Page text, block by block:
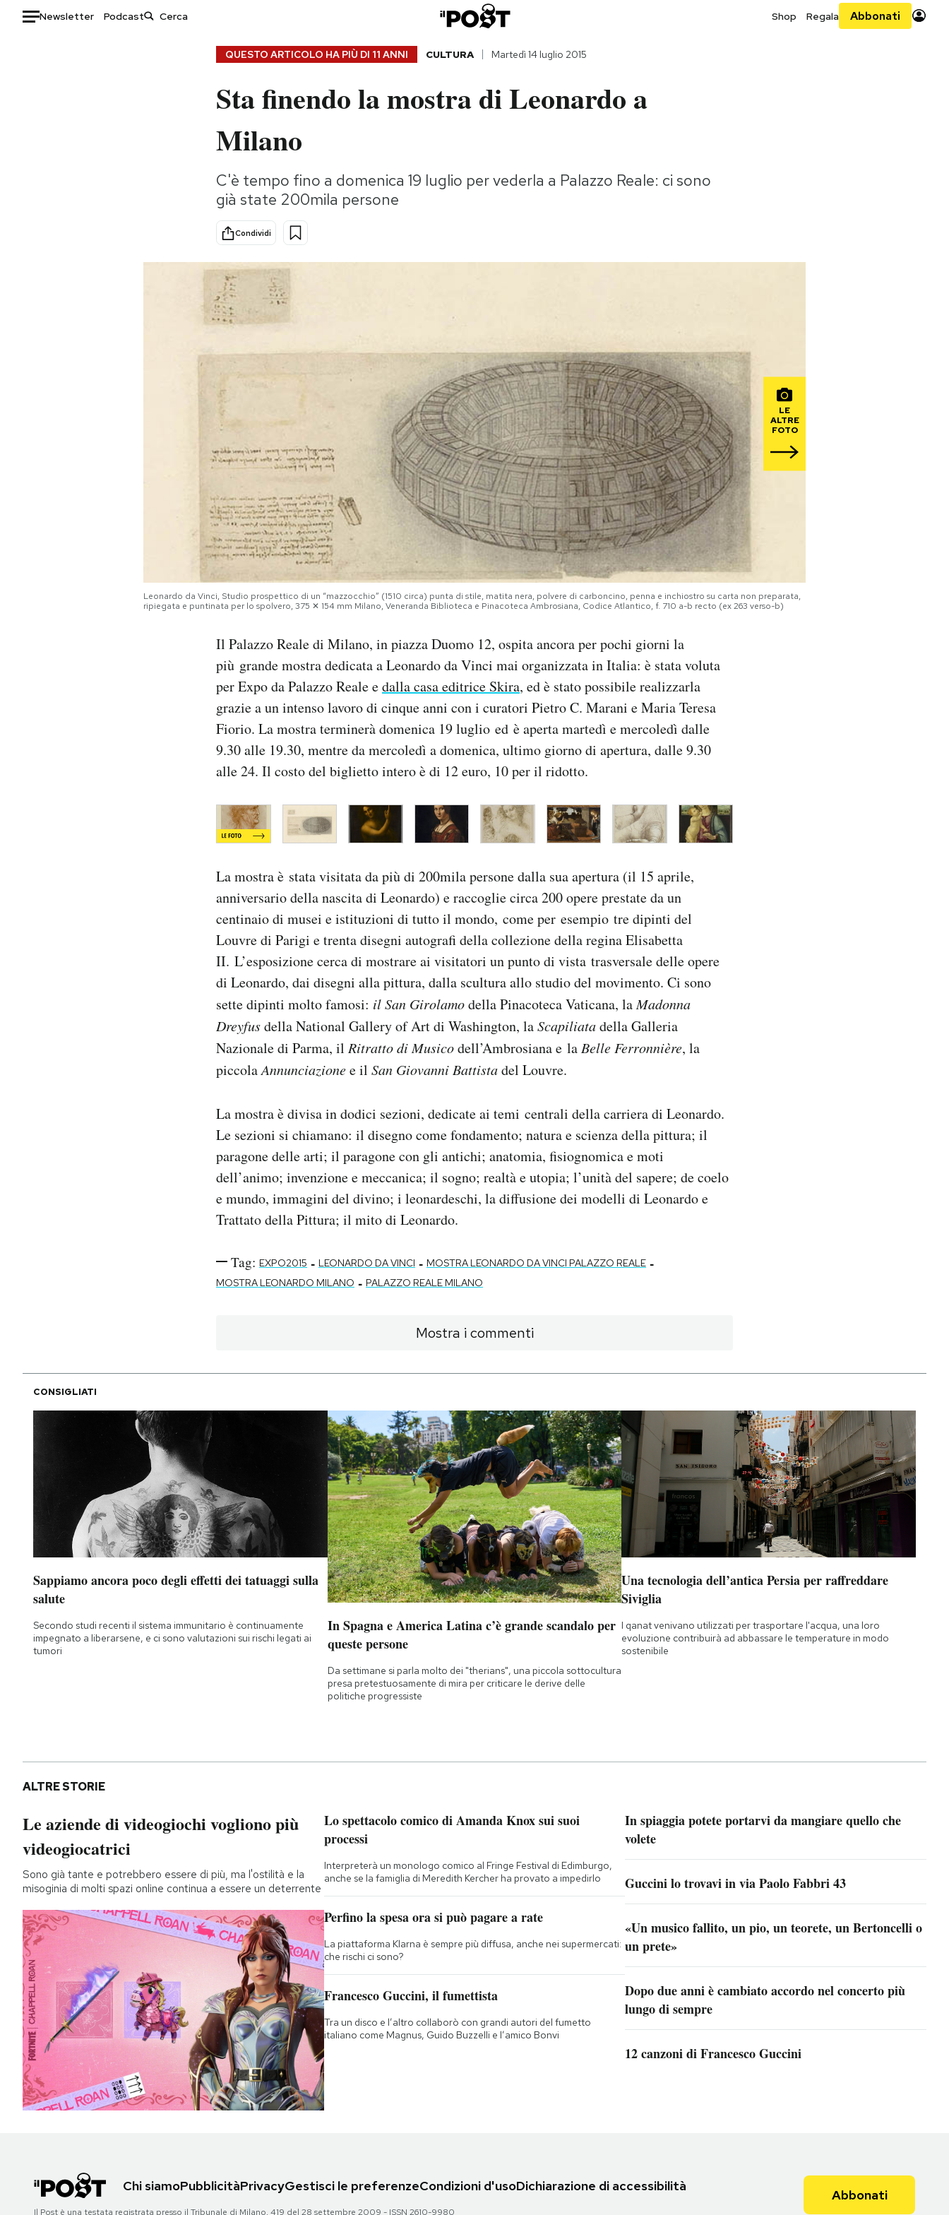
Newsletter Podcast Shop Regala Abbonati
Storie/Idee
Ok Boomer!
Altrecose
Mondiali calcio 2026
QUESTO ARTICOLO HA PIÙ DI 11 ANNI CULTURA Martedì 14 luglio 2015
Sta finendo la mostra di Leonardo a
Milano
C'è tempo fino a domenica 19 luglio per vederla a Palazzo Reale: ci sono
già state 200mila persone
Condividi
LE
ALTRE
FOTO
Leonardo da Vinci, Studio prospettico di un “mazzocchio” (1510 circa) punta di stile, matita nera, polvere di carboncino, penna e inchiostro su carta non preparata,
ripiegata e puntinata per lo spolvero, 375 ✕ 154 mm Milano, Veneranda Biblioteca e Pinacoteca Ambrosiana, Codice Atlantico, f. 710 a-b recto (ex 263 verso-b)
Il Palazzo Reale di Milano, in piazza Duomo 12, ospita ancora per pochi giorni la
più grande mostra dedicata a Leonardo da Vinci mai organizzata in Italia: è stata voluta
per Expo da Palazzo Reale edalla casa editrice Skira, ed è stato possibile realizzarla
grazie a un intenso lavoro di cinque anni con i curatori Pietro C. Marani e Maria Teresa
Fiorio. La mostra terminerà domenica 19 luglio ed è aperta martedì e mercoledì dalle
9.30 alle 19.30, mentre da mercoledì a domenica, ultimo giorno di apertura, dalle 9.30
alle 24. Il costo del biglietto intero è di 12 euro, 10 per il ridotto.
La mostra è stata visitata da più di 200mila persone dalla sua apertura (il 15 aprile,
anniversario della nascita di Leonardo) e raccoglie circa 200 opere prestate da un
centinaio di musei e istituzioni di tutto il mondo, come per esempio tre dipinti del
Louvre di Parigi e trenta disegni autografi della collezione della regina Elisabetta
II. L’esposizione cerca di mostrare ai visitatori un punto di vista trasversale delle opere
di Leonardo, dai disegni alla pittura, dalla scultura allo studio del movimento. Ci sono
sette dipinti molto famosi: il San Girolamodella Pinacoteca Vaticana, laMadonna
Dreyfusdella National Gallery of Art di Washington, laScapiliatadella Galleria
Nazionale di Parma, il Ritratto di Musicodell’Ambrosiana e la Belle Ferronnière, la
piccolaAnnunciazionee il San Giovanni Battistadel Louvre.
La mostra è divisa in dodici sezioni, dedicate ai temi centrali della carriera di Leonardo.
Le sezioni si chiamano: il disegno come fondamento; natura e scienza della pittura; il
paragone delle arti; il paragone con gli antichi; anatomia, fisiognomica e moti
dell’animo; invenzione e meccanica; il sogno; realtà e utopia; l’unità del sapere; de coelo
e mundo, immagini del divino; i leonardeschi, la diffusione dei modelli di Leonardo e
Trattato della Pittura; il mito di Leonardo.
Tag: EXPO2015 - LEONARDO DA VINCI - MOSTRA LEONARDO DA VINCI PALAZZO REALE -
MOSTRA LEONARDO MILANO - PALAZZO REALE MILANO
Mostra i commenti
CONSIGLIATI
Sappiamo ancora poco degli effetti dei tatuaggi sulla
salute
Secondo studi recenti il sistema immunitario è continuamente
impegnato a liberarsene, e ci sono valutazioni sui rischi legati ai
tumori
In Spagna e America Latina c’è grande scandalo per
queste persone
Da settimane si parla molto dei "therians", una piccola sottocultura
presa pretestuosamente di mira per criticare le derive delle
politiche progressiste
Una tecnologia dell’antica Persia per raffreddare
Siviglia
I qanat venivano utilizzati per trasportare l'acqua, una loro
evoluzione contribuirà ad abbassare le temperature in modo
sostenibile
ALTRE STORIE
Le aziende di videogiochi vogliono più
videogiocatrici
Sono già tante e potrebbero essere di più, ma l'ostilità e la
misoginia di molti spazi online continua a essere un deterrente
Lo spettacolo comico di Amanda Knox sui suoi
processi
Interpreterà un monologo comico al Fringe Festival di Edimburgo,
anche se la famiglia di Meredith Kercher ha provato a impedirlo
Perfino la spesa ora si può pagare a rate
La piattaforma Klarna è sempre più diffusa, anche nei supermercati:
che rischi ci sono?
Francesco Guccini, il fumettista
Tra un disco e l’altro collaborò con grandi autori del fumetto
italiano come Magnus, Guido Buzzelli e l’amico Bonvi
In spiaggia potete portarvi da mangiare quello che
volete
Guccini lo trovavi in via Paolo Fabbri 43
«Un musico fallito, un pio, un teorete, un Bertoncelli o
un prete»
Dopo due anni è cambiato accordo nel concerto più
lungo di sempre
12 canzoni di Francesco Guccini
Chi siamoPubblicitàPrivacyGestisci le preferenzeCondizioni d'usoDichiarazione di accessibilità
Il Post è una testata registrata presso il Tribunale di Milano, 419 del 28 settembre 2009 - ISSN 2610-9980
Abbonati